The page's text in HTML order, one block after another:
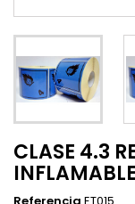
CLASE 4.3
Referencia ET015